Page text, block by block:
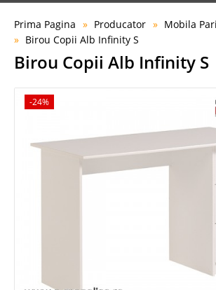
Prima Pagina Producator
Mobila
Birou Copii Alb Infinity S
Birou Copii Alb Infinity S
-24%